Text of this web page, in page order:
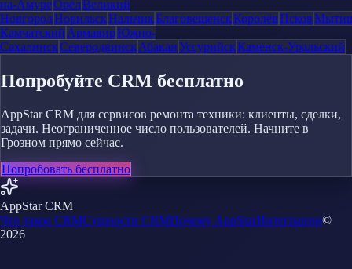
на-АмуреОрёлВеликий
НовгородНорильскНальчикБлаговещенскКоролёвПсков
Камчатский АрмавирЮжно-
СахалинскСеверодвинскАбаканУссурийскКаменск-Уральский
Попробуйте CRM бесплатно
AppStar CRM для сервисов ремонта техники: клиенты, сделки,
задачи. Неограниченное число пользователей. Начните в
Грозном прямо сейчас.
Попробовать бесплатно
AppStar CRM
Что такое CRMСущности CRMПочему AppStarИнтеграции©
2026